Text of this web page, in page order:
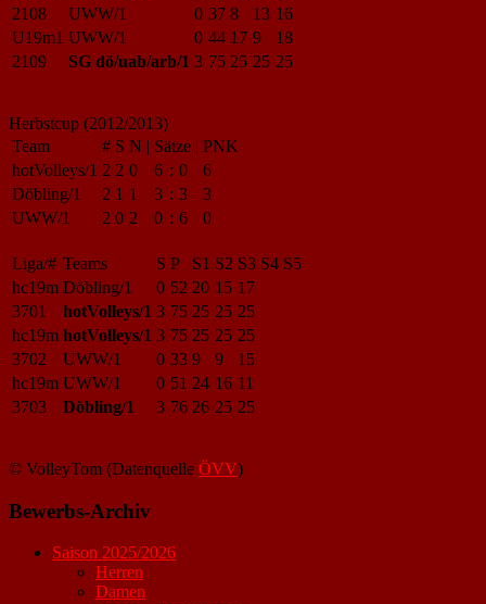
2108
UWW/1 0 37 8 13 16
U19m1 UWW/1 0 44 17 9
18
2109
SG dö/uab/arb/1 3 75 25 25 25
Herbstcup (2012/2013)
Team
# S N | Sätze | PNK
hotVolleys/1 2 2 0 6 : 0
6
Döbling/1
2 1 1 3 : 3
3
UWW/1
2 0 2 0 : 6 0
Liga/# Teams S P S1 S2 S3 S4 S5
hc19m Döbling/1 0 52 20 15 17
3701
hotVolleys/1 3 75 25 25 25
hc19m hotVolleys/1 3 75 25 25 25
3702
UWW/1 0 33 9 9
15
hc19m UWW/1 0 51 24 16 11
3703
Döbling/1 3 76 26 25 25
© VolleyTom (Datenquelle ÖVV)
Bewerbs-Archiv
Saison 2025/2026
Herren
Damen